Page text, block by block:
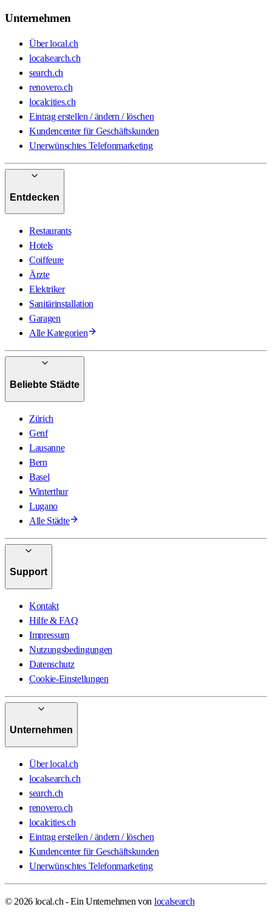
Unternehmen
Über local.ch
localsearch.ch
search.ch
renovero.ch
localcities.ch
Eintrag erstellen / ändern / löschen
Kundencenter für Geschäftskunden
Unerwünschtes Telefonmarketing
Entdecken
Restaurants
Hotels
Coiffeure
Ärzte
Elektriker
Sanitärinstallation
Garagen
Alle Kategorien
Beliebte Städte
Zürich
Genf
Lausanne
Bern
Basel
Winterthur
Lugano
Alle Städte
Support
Kontakt
Hilfe & FAQ
Impressum
Nutzungsbedingungen
Datenschutz
Cookie-Einstellungen
Unternehmen
Über local.ch
localsearch.ch
search.ch
renovero.ch
localcities.ch
Eintrag erstellen / ändern / löschen
Kundencenter für Geschäftskunden
Unerwünschtes Telefonmarketing
© 2026 local.ch - Ein Unternehmen von localsearch